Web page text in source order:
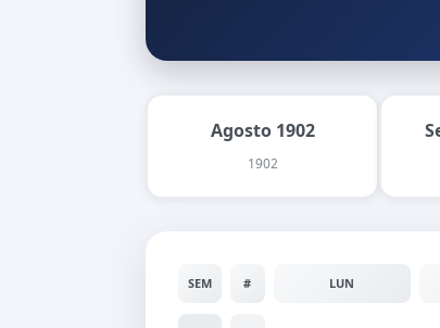
Agosto 1902
1902
SEM # LUN